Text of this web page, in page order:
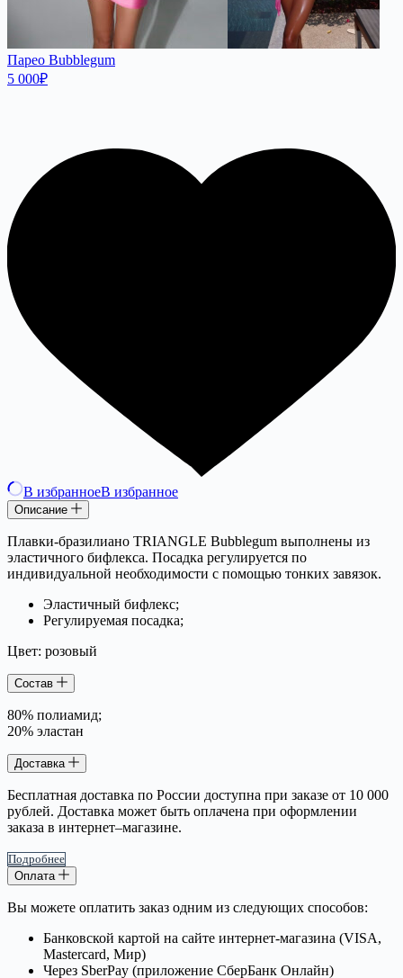
Парео Bubblegum
5 000₽
В избранноеВ избранное
Описание
Плавки-бразилиано TRIANGLE Bubblegum выполнены из
эластичного бифлекса. Посадка регулируется по
индивидуальной необходимости с помощью тонких завязок.
Эластичный бифлекс;
Регулируемая посадка;
Цвет: розовый
Состав
80% полиамид;
20% эластан
Доставка
Бесплатная доставка по России доступна при заказе от 10 000
рублей. Доставка может быть оплачена при оформлении
заказа в интернет–магазине.
Подробнее
Оплата
Вы можете оплатить заказ одним из следующих способов:
Банковской картой на сайте интернет-магазина (VISA,
Mastercard, Мир)
Через SberPay (приложение СберБанк Онлайн)